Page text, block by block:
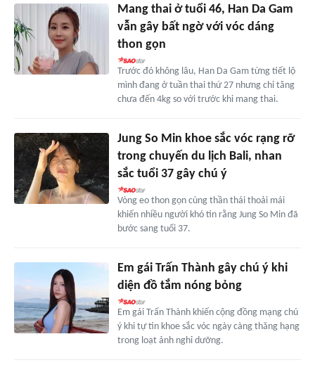
Mang thai ở tuổi 46, Han Da Gam
vẫn gây bất ngờ với vóc dáng
thon gọn
Trước đó không lâu, Han Da Gam từng tiết lộ
mình đang ở tuần thai thứ 27 nhưng chỉ tăng
chưa đến 4kg so với trước khi mang thai.
Jung So Min khoe sắc vóc rạng rỡ
trong chuyến du lịch Bali, nhan
sắc tuổi 37 gây chú ý
Vòng eo thon gọn cùng thần thái thoải mái
khiến nhiều người khó tin rằng Jung So Min đã
bước sang tuổi 37.
Em gái Trấn Thành gây chú ý khi
diện đồ tắm nóng bỏng
Em gái Trấn Thành khiến cộng đồng mạng chú
ý khi tự tin khoe sắc vóc ngày càng thăng hạng
trong loạt ảnh nghỉ dưỡng.